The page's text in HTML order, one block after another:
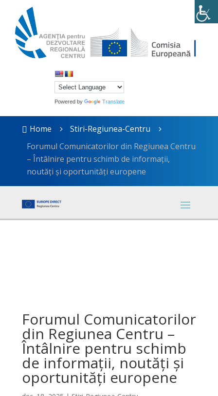
Powered by Translate
 Home 5 Stiri-Regiunea-Centru 5
Forumul Comunicatorilor din Regiunea Centru
– Întâlnire pentru schimb de informații,
noutăți și oportunități europene
Forumul Comunicatorilor
din Regiunea Centru –
Întâlnire pentru schimb
de informații, noutăți și
oportunități europene